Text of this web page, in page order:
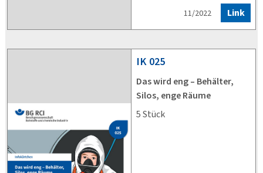
11/2022 Link
IK 025
Das wird eng – Behälter,
Silos, enge Räume
5 Stück